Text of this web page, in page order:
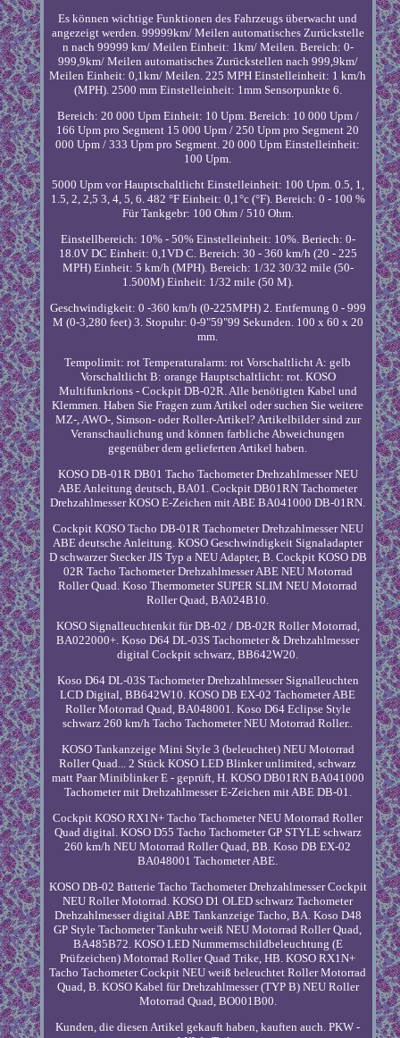
Es können wichtige Funktionen des Fahrzeugs überwacht und
angezeigt werden. 99999km/ Meilen automatisches Zurückstelle
n nach 99999 km/ Meilen Einheit: 1km/ Meilen. Bereich: 0-
999,9km/ Meilen automatisches Zurückstellen nach 999,9km/
Meilen Einheit: 0,1km/ Meilen. 225 MPH Einstelleinheit: 1 km/h
(MPH). 2500 mm Einstelleinheit: 1mm Sensorpunkte 6.
Bereich: 20 000 Upm Einheit: 10 Upm. Bereich: 10 000 Upm /
166 Upm pro Segment 15 000 Upm / 250 Upm pro Segment 20
000 Upm / 333 Upm pro Segment. 20 000 Upm Einstelleinheit:
100 Upm.
5000 Upm vor Hauptschaltlicht Einstelleinheit: 100 Upm. 0.5, 1,
1.5, 2, 2,5 3, 4, 5, 6. 482 °F Einheit: 0,1°c (°F). Bereich: 0 - 100 %
Für Tankgebr: 100 Ohm / 510 Ohm.
Einstellbereich: 10% - 50% Einstelleinheit: 10%. Beriech: 0-
18.0V DC Einheit: 0,1VD C. Bereich: 30 - 360 km/h (20 - 225
MPH) Einheit: 5 km/h (MPH). Bereich: 1/32 30/32 mile (50-
1.500M) Einheit: 1/32 mile (50 M).
Geschwindigkeit: 0 -360 km/h (0-225MPH) 2. Entfernung 0 - 999
M (0-3,280 feet) 3. Stopuhr: 0-9"59"99 Sekunden. 100 x 60 x 20
mm.
Tempolimit: rot Temperaturalarm: rot Vorschaltlicht A: gelb
Vorschaltlicht B: orange Hauptschaltlicht: rot. KOSO
Multifunkrions - Cockpit DB-02R. Alle benötigten Kabel und
Klemmen. Haben Sie Fragen zum Artikel oder suchen Sie weitere
MZ-, AWO-, Simson- oder Roller-Artikel? Artikelbilder sind zur
Veranschaulichung und können farbliche Abweichungen
gegenüber dem gelieferten Artikel haben.
KOSO DB-01R DB01 Tacho Tachometer Drehzahlmesser NEU
ABE Anleitung deutsch, BA01. Cockpit DB01RN Tachometer
Drehzahlmesser KOSO E-Zeichen mit ABE BA041000 DB-01RN.
Cockpit KOSO Tacho DB-01R Tachometer Drehzahlmesser NEU
ABE deutsche Anleitung. KOSO Geschwindigkeit Signaladapter
D schwarzer Stecker JIS Typ a NEU Adapter, B. Cockpit KOSO DB
02R Tacho Tachometer Drehzahlmesser ABE NEU Motorrad
Roller Quad. Koso Thermometer SUPER SLIM NEU Motorrad
Roller Quad, BA024B10.
KOSO Signalleuchtenkit für DB-02 / DB-02R Roller Motorrad,
BA022000+. Koso D64 DL-03S Tachometer & Drehzahlmesser
digital Cockpit schwarz, BB642W20.
Koso D64 DL-03S Tachometer Drehzahlmesser Signalleuchten
LCD Digital, BB642W10. KOSO DB EX-02 Tachometer ABE
Roller Motorrad Quad, BA048001. Koso D64 Eclipse Style
schwarz 260 km/h Tacho Tachometer NEU Motorrad Roller..
KOSO Tankanzeige Mini Style 3 (beleuchtet) NEU Motorrad
Roller Quad... 2 Stück KOSO LED Blinker unlimited, schwarz
matt Paar Miniblinker E - geprüft, H. KOSO DB01RN BA041000
Tachometer mit Drehzahlmesser E-Zeichen mit ABE DB-01.
Cockpit KOSO RX1N+ Tacho Tachometer NEU Motorrad Roller
Quad digital. KOSO D55 Tacho Tachometer GP STYLE schwarz
260 km/h NEU Motorrad Roller Quad, BB. Koso DB EX-02
BA048001 Tachometer ABE.
KOSO DB-02 Batterie Tacho Tachometer Drehzahlmesser Cockpit
NEU Roller Motorrad. KOSO D1 OLED schwarz Tachometer
Drehzahlmesser digital ABE Tankanzeige Tacho, BA. Koso D48
GP Style Tachometer Tankuhr weiß NEU Motorrad Roller Quad,
BA485B72. KOSO LED Nummernschildbeleuchtung (E
Prüfzeichen) Motorrad Roller Quad Trike, HB. KOSO RX1N+
Tacho Tachometer Cockpit NEU weiß beleuchtet Roller Motorrad
Quad, B. KOSO Kabel für Drehzahlmesser (TYP B) NEU Roller
Motorrad Quad, BO001B00.
Kunden, die diesen Artikel gekauft haben, kauften auch. PKW -